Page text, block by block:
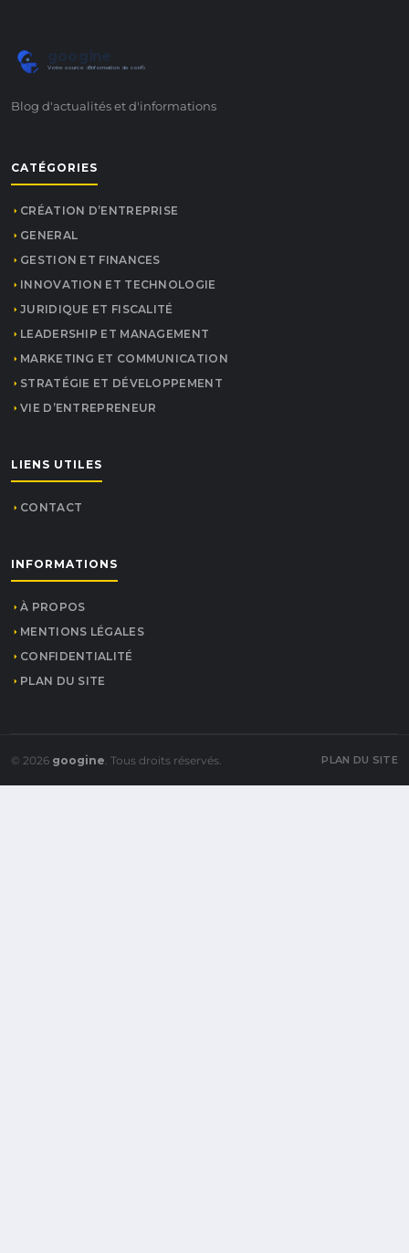
Votre source d'information de confiance
Blog d'actualités et d'informations
CATÉGORIES
CRÉATION D’ENTREPRISE
GENERAL
GESTION ET FINANCES
INNOVATION ET TECHNOLOGIE
JURIDIQUE ET FISCALITÉ
LEADERSHIP ET MANAGEMENT
MARKETING ET COMMUNICATION
STRATÉGIE ET DÉVELOPPEMENT
VIE D’ENTREPRENEUR
LIENS UTILES
CONTACT
INFORMATIONS
À PROPOS
MENTIONS LÉGALES
CONFIDENTIALITÉ
PLAN DU SITE
© 2026 googine. Tous droits réservés. PLAN DU SITE